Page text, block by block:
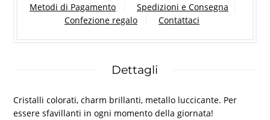
Metodi di Pagamento
Spedizioni e Consegna
Confezione regalo
Contattaci
Dettagli
Cristalli colorati, charm brillanti, metallo luccicante. Per
essere sfavillanti in ogni momento della giornata!